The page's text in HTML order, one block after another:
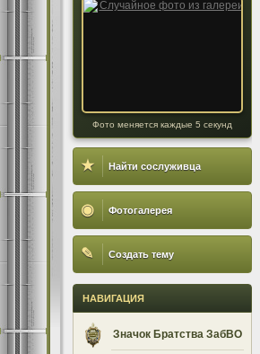
Фото меняется каждые 5 секунд
★ Найти сослуживца
◉ Фотогалерея
✎ Создать тему
НАВИГАЦИЯ
Значок Братства ЗабВО